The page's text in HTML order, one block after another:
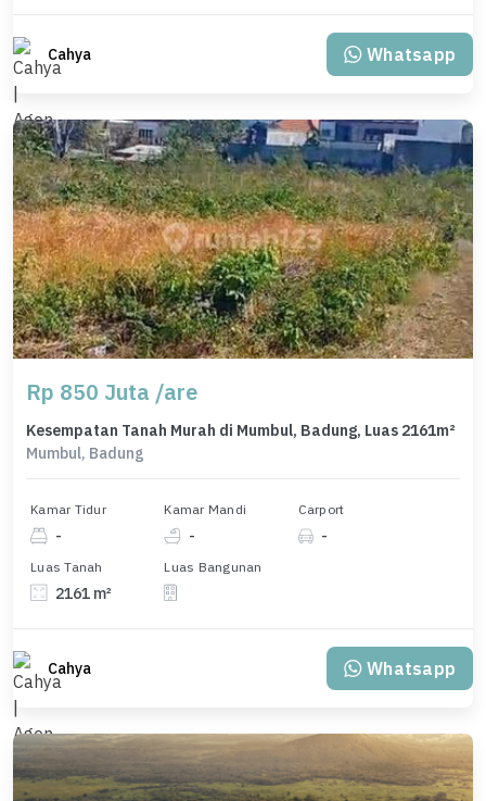
Cahya Whatsapp
Rp 850 Juta /are
Kesempatan Tanah Murah di Mumbul, Badung, Luas 2161m²
Mumbul, Badung
Kamar Tidur
-
Kamar Mandi
-
Carport
-
Luas Tanah
2161 m²
Luas Bangunan
Cahya Whatsapp